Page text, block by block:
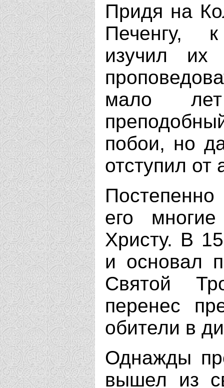
Придя на
Печенгу,
изучил
мало лет
побои, но
отступил от
его
Христу. В
и основал
Святой
перенес
обители в
Однажды
вышел из